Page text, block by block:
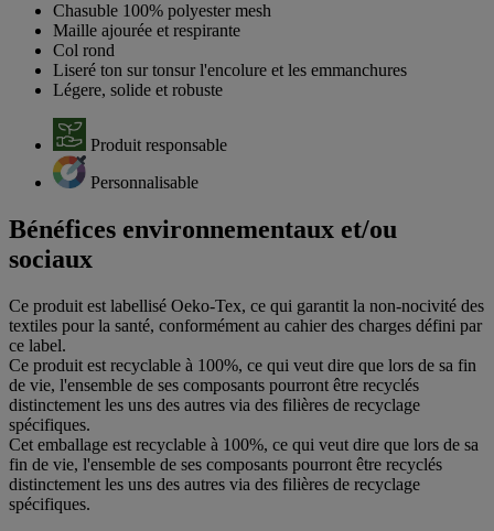
Chasuble 100% polyester mesh
Maille ajourée et respirante
Col rond
Liseré ton sur tonsur l'encolure et les emmanchures
Légere, solide et robuste
Produit responsable
Personnalisable
Bénéfices environnementaux et/ou
sociaux
Ce produit est labellisé Oeko-Tex, ce qui garantit la non-nocivité des
textiles pour la santé, conformément au cahier des charges défini par
ce label.
Ce produit est recyclable à 100%, ce qui veut dire que lors de sa fin
de vie, l'ensemble de ses composants pourront être recyclés
distinctement les uns des autres via des filières de recyclage
spécifiques.
Cet emballage est recyclable à 100%, ce qui veut dire que lors de sa
fin de vie, l'ensemble de ses composants pourront être recyclés
distinctement les uns des autres via des filières de recyclage
spécifiques.